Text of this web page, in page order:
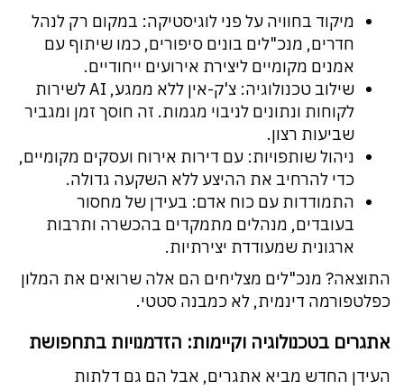
מיקוד בחוויה על פני לוגיסטיקה: במקום רק לנהל
חדרים, מנכ"לים בונים סיפורים, כמו שיתוף עם
אמנים מקומיים ליצירת אירועים ייחודיים.
שילוב טכנולוגיה: צ'ק-אין ללא ממגע, AI לשירות
לקוחות ונתונים לניבוי מגמות. זה חוסך זמן ומגביר
שביעות רצון.
ניהול שותפויות: עם דירות אירוח ועסקים מקומיים,
כדי להרחיב את ההיצע ללא השקעה גדולה.
התמודדות עם כוח אדם: בעידן של מחסור
בעובדים, מנהלים מתמקדים בהכשרה ותרבות
ארגונית שמעודדת יצירתיות.
התוצאה? מנכ"לים מצליחים הם אלה שרואים את המלון
כפלטפורמה דינמית, לא כמבנה סטטי.
אתגרים בטכנולוגיה וקיימות: הזדמנויות בתחפושת
העידן החדש מביא אתגרים, אבל הם גם דלתות